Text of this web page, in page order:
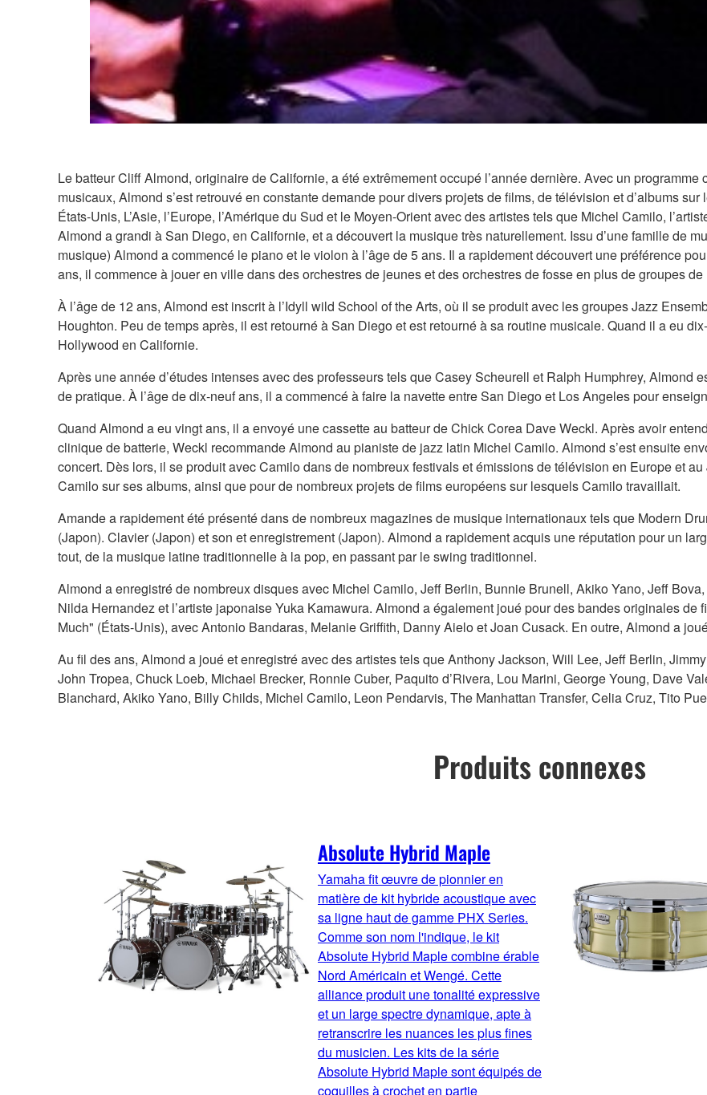
Le batteur Cliff Almond, originaire de Californie, a été extrêmement occupé l’année dernière. Avec un
musicaux, Almond s’est retrouvé en constante demande pour divers projets de films, de télévision et d’albums
États-Unis, L’Asie, l’Europe, l’Amérique du Sud et le Moyen-Orient avec des artistes tels que Michel Camilo,
Almond a grandi à San Diego, en Californie, et a découvert la musique très naturellement. Issu d’une famille de
musique) Almond a commencé le piano et le violon à l’âge de 5 ans. Il a rapidement découvert une préférence
ans, il commence à jouer en ville dans des orchestres de jeunes et des orchestres de fosse en plus de groupes de
À l’âge de 12 ans, Almond est inscrit à l’Idyll wild School of the Arts, où il se produit avec les groupes Jazz
Houghton. Peu de temps après, il est retourné à San Diego et est retourné à sa routine musicale. Quand il a eu
Hollywood en Californie.
Après une année d’études intenses avec des professeurs tels que Casey Scheurell et Ralph Humphrey, Almond
de pratique. À l’âge de dix-neuf ans, il a commencé à faire la navette entre San Diego et Los Angeles pour
Quand Almond a eu vingt ans, il a envoyé une cassette au batteur de Chick Corea Dave Weckl. Après avoir
clinique de batterie, Weckl recommande Almond au pianiste de jazz latin Michel Camilo. Almond s’est ensuite
concert. Dès lors, il se produit avec Camilo dans de nombreux festivals et émissions de télévision en Europe et
Camilo sur ses albums, ainsi que pour de nombreux projets de films européens sur lesquels Camilo travaillait.
Amande a rapidement été présenté dans de nombreux magazines de musique internationaux tels que Modern
(Japon). Clavier (Japon) et son et enregistrement (Japon). Almond a rapidement acquis une réputation pour un
tout, de la musique latine traditionnelle à la pop, en passant par le swing traditionnel.
Almond a enregistré de nombreux disques avec Michel Camilo, Jeff Berlin, Bunnie Brunell, Akiko Yano, Jeff
Nilda Hernandez et l’artiste japonaise Yuka Kamawura. Almond a également joué pour des bandes originales
Much" (États-Unis), avec Antonio Bandaras, Melanie Griffith, Danny Aielo et Joan Cusack. En outre, Almond a
Au fil des ans, Almond a joué et enregistré avec des artistes tels que Anthony Jackson, Will Lee, Jeff Berlin,
John Tropea, Chuck Loeb, Michael Brecker, Ronnie Cuber, Paquito d’Rivera, Lou Marini, George Young, Dave
Blanchard, Akiko Yano, Billy Childs, Michel Camilo, Leon Pendarvis, The Manhattan Transfer, Celia Cruz, Tito
Produits connexes
Absolute Hybrid Maple
Yamaha fit œuvre de pionnier en
matière de kit hybride acoustique avec
sa ligne haut de gamme PHX Series.
Comme son nom l'indique, le kit
Absolute Hybrid Maple combine érable
Nord Américain et Wengé. Cette
alliance produit une tonalité expressive
et un large spectre dynamique, apte à
retranscrire les nuances les plus fines
du musicien. Les kits de la série
Absolute Hybrid Maple sont équipés de
coquilles à crochet en partie